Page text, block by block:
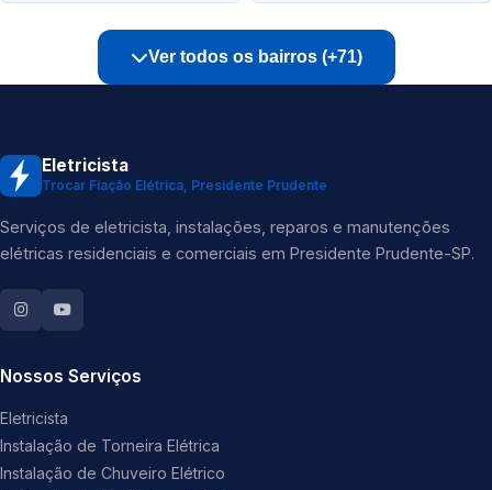
Ver todos os bairros (+71)
Eletricista
Trocar Fiação Elétrica, Presidente Prudente
Serviços de eletricista, instalações, reparos e manutenções
elétricas residenciais e comerciais em Presidente Prudente-SP.
Nossos Serviços
Eletricista
Instalação de Torneira Elétrica
Instalação de Chuveiro Elétrico